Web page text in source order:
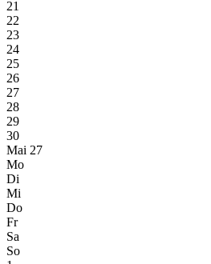
21
22
23
24
25
26
27
28
29
30
Mai 27
Mo
Di
Mi
Do
Fr
Sa
So